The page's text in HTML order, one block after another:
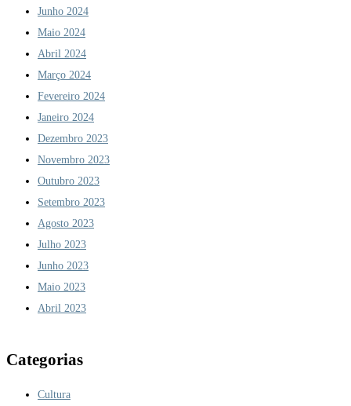
Junho 2024
Maio 2024
Abril 2024
Março 2024
Fevereiro 2024
Janeiro 2024
Dezembro 2023
Novembro 2023
Outubro 2023
Setembro 2023
Agosto 2023
Julho 2023
Junho 2023
Maio 2023
Abril 2023
Categorias
Cultura